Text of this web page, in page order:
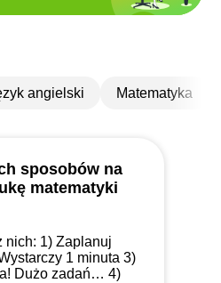
angielski Matematyka
sposobów na
matematyki
nich: 1) Zaplanuj
1 minuta 3)
Dużo zadań… 4)